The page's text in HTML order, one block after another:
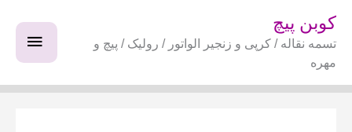
کوبن پیچ
تسمه نقاله / کرپی و زنجیر الواتور / رولیک / پیچ و
مهره